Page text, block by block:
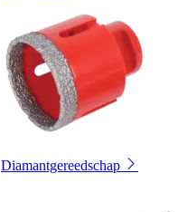
Diamantgereedschap